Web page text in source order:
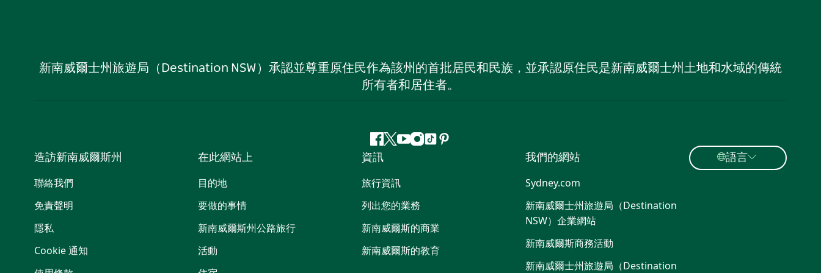
新南威爾士州旅遊局（Destination NSW）承認並尊重原住民作為該州的首批居民和民族，並承認原住民是新南威爾士州土地和水域的傳統
所有者和居住者。
Facebook
嘰
喳
喳
Youtube
Instagram
抖 Pinterest
造訪新南威爾斯州
聯絡我們
免責聲明
隱私
Cookie 通知
在此網站上
目的地
要做的事情
新南威爾斯州公路旅行
活動
資訊
旅行資訊
列出您的業務
新南威爾斯的商業
新南威爾斯的教育
我們的網站
Sydney.com
新南威爾士州旅遊局（Destination
NSW）企業網站​
新南威爾斯商務活動
新南威爾士州旅遊局（Destination
語言